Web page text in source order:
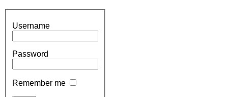
Username
Password
Remember me